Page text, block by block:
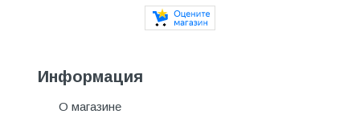
Информация
О магазине